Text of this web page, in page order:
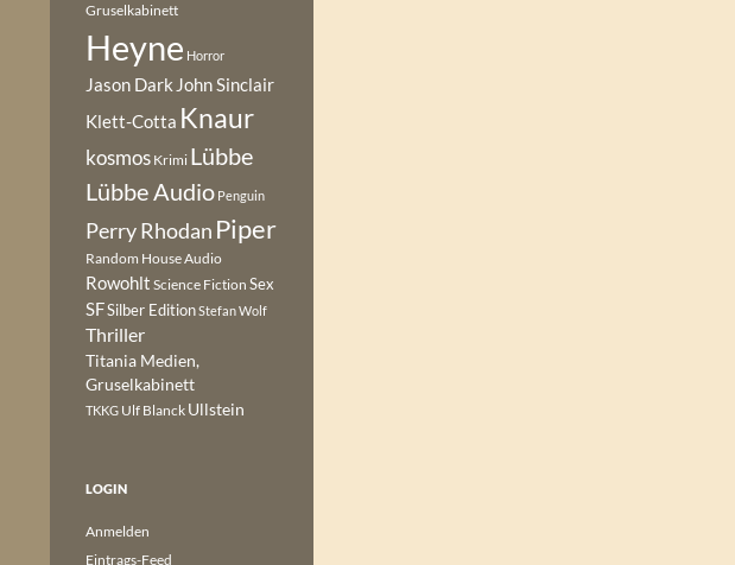
Gruselkabinett
Heyne Horror
Jason Dark John Sinclair
Klett-Cotta Knaur
kosmos Krimi Lübbe
Lübbe Audio Penguin
Perry Rhodan Piper
Random House Audio
Rowohlt Science Fiction Sex
SFSilber EditionStefan Wolf
Thriller
Titania Medien,
Gruselkabinett
TKKG Ulf Blanck Ullstein
LOGIN
Anmelden
Eintrags-Feed